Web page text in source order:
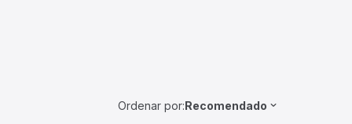
Ordenar por:Recomendado